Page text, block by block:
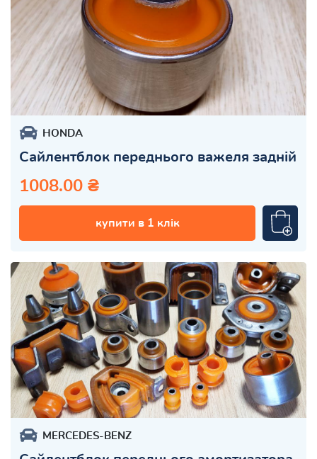
HONDA
Сайлентблок переднього важеля задній
1008.00 ₴
купити в 1 клік
MERCEDES-BENZ